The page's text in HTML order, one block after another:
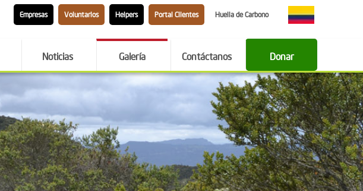
Empresas Voluntarios Helpers Portal Clientes Huella de Carbono
Noticias Galería Contáctanos Donar